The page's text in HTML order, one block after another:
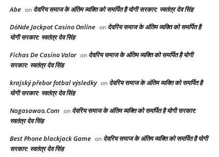
Abe on देवरिय समाज के अंतिम व्यक्ति को समर्पित है योगी सरकार: स्वतंत्र देव सिंह
DóNde Jackpot Casino Online on देवरिय समाज के अंतिम व्यक्ति को समर्पित है
योगी सरकार: स्वतंत्र देव सिंह
Fichas De Casino Valor on देवरिय समाज के अंतिम व्यक्ति को समर्पित है योगी
सरकार: स्वतंत्र देव सिंह
krajský přebor fotbal výsledky on देवरिय समाज के अंतिम व्यक्ति को समर्पित है
योगी सरकार: स्वतंत्र देव सिंह
Nagasawao.Com on देवरिय समाज के अंतिम व्यक्ति को समर्पित है योगी सरकार:
स्वतंत्र देव सिंह
Best Phone blackjack Game on देवरिय समाज के अंतिम व्यक्ति को समर्पित है योगी
सरकार: स्वतंत्र देव सिंह